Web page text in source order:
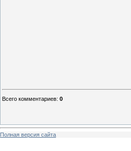
Всего комментариев: 0
Полная версия сайта